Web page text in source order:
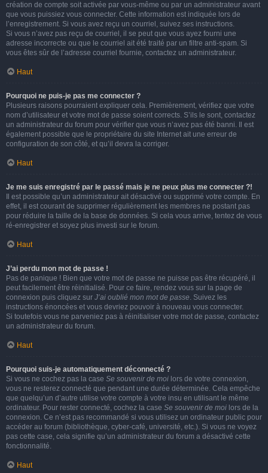
création de compte soit activée par vous-même ou par un administrateur avant
que vous puissiez vous connecter. Cette information est indiquée lors de
l’enregistrement. Si vous avez reçu un courriel, suivez ses instructions.
Si vous n’avez pas reçu de courriel, il se peut que vous ayez fourni une
adresse incorrecte ou que le courriel ait été traité par un filtre anti-spam. Si
vous êtes sûr de l’adresse courriel fournie, contactez un administrateur.
Haut
Pourquoi ne puis-je pas me connecter ?
Plusieurs raisons pourraient expliquer cela. Premièrement, vérifiez que votre
nom d’utilisateur et votre mot de passe soient corrects. S’ils le sont, contactez
un administrateur du forum pour vérifier que vous n’avez pas été banni. Il est
également possible que le propriétaire du site Internet ait une erreur de
configuration de son côté, et qu’il devra la corriger.
Haut
Je me suis enregistré par le passé mais je ne peux plus me connecter ?!
Il est possible qu’un administrateur ait désactivé ou supprimé votre compte. En
effet, il est courant de supprimer régulièrement les membres ne postant pas
pour réduire la taille de la base de données. Si cela vous arrive, tentez de vous
ré-enregistrer et soyez plus investi sur le forum.
Haut
J’ai perdu mon mot de passe !
Pas de panique ! Bien que votre mot de passe ne puisse pas être récupéré, il
peut facilement être réinitialisé. Pour ce faire, rendez vous sur la page de
connexion puis cliquez sur J’ai oublié mon mot de passe. Suivez les
instructions énoncées et vous devriez pouvoir à nouveau vous connecter.
Si toutefois vous ne parveniez pas à réinitialiser votre mot de passe, contactez
un administrateur du forum.
Haut
Pourquoi suis-je automatiquement déconnecté ?
Si vous ne cochez pas la case Se souvenir de moi lors de votre connexion,
vous ne resterez connecté que pendant une durée déterminée. Cela empêche
que quelqu’un d’autre utilise votre compte à votre insu en utilisant le même
ordinateur. Pour rester connecté, cochez la case Se souvenir de moi lors de la
connexion. Ce n’est pas recommandé si vous utilisez un ordinateur public pour
accéder au forum (bibliothèque, cyber-café, université, etc.). Si vous ne voyez
pas cette case, cela signifie qu’un administrateur du forum a désactivé cette
fonctionnalité.
Haut